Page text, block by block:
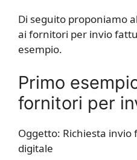
Di seguito proponiamo
ai fornitori per invio
esempio.
Primo
fornitori per
Oggetto: Richiesta
digitale